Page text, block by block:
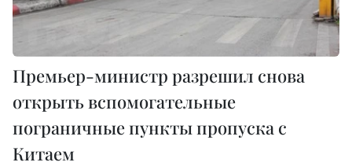
Премьер-министр разрешил снова
открыть вспомогательные
пограничные пункты пропуска с
Китаем